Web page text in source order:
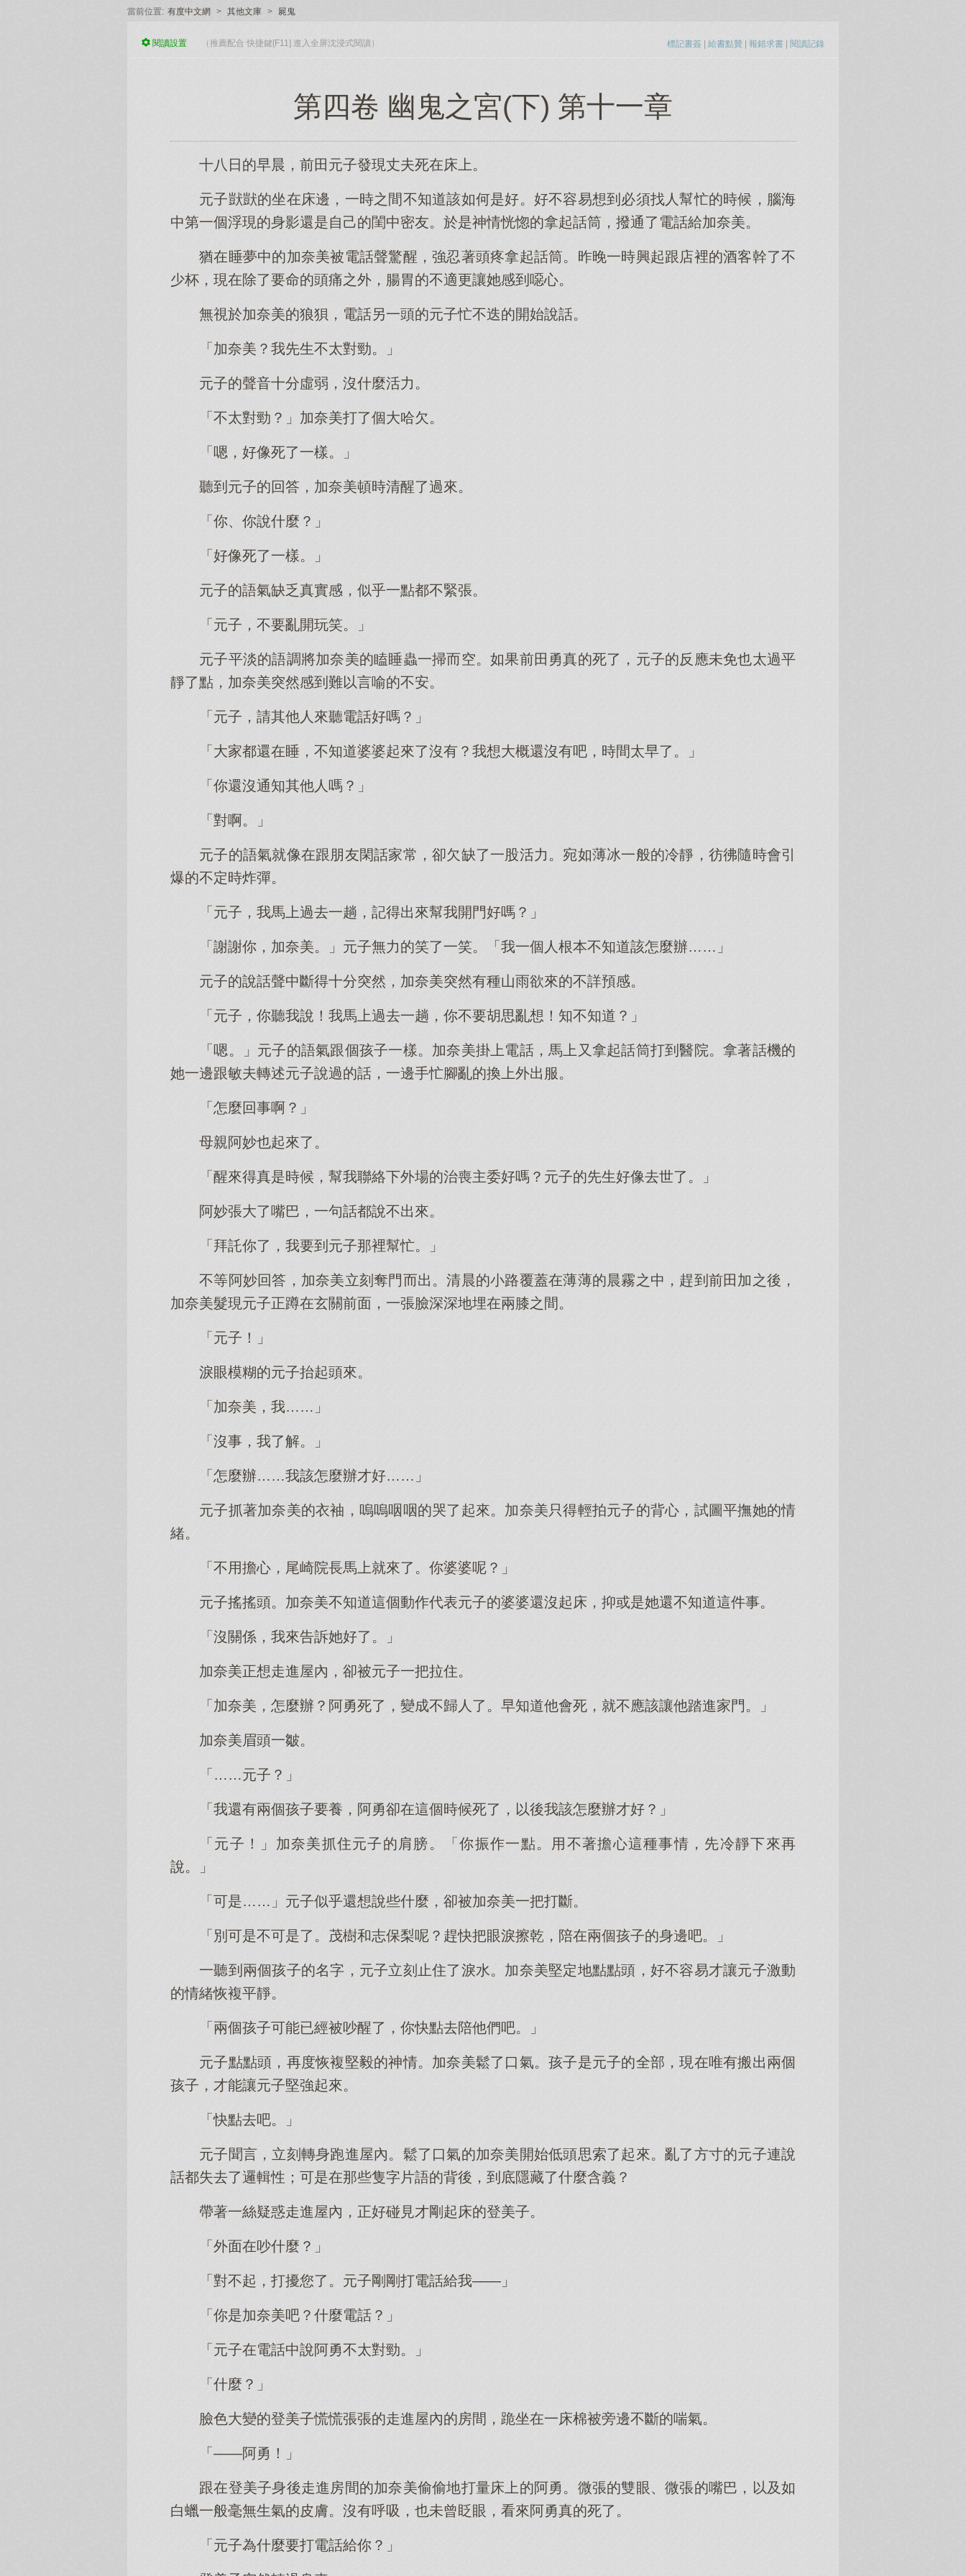
當前位置: 有度中文網 > 其他文庫 > 屍鬼
標記書簽 | 給書點贊 | 報錯求書 | 閱讀記錄
閱讀設置 （推薦配合 快捷鍵[F11] 進入全屏沈浸式閱讀）
第四卷 幽鬼之宮(下) 第十一章
十八日的早晨，前田元子發現丈夫死在床上。
元子獃獃的坐在床邊，一時之間不知道該如何是好。好不容易想到必須找人幫忙的時候，腦海
中第一個浮現的身影還是自己的閨中密友。於是神情恍惚的拿起話筒，撥通了電話給加奈美。
猶在睡夢中的加奈美被電話聲驚醒，強忍著頭疼拿起話筒。昨晚一時興起跟店裡的酒客幹了不
少杯，現在除了要命的頭痛之外，腸胃的不適更讓她感到噁心。
無視於加奈美的狼狽，電話另一頭的元子忙不迭的開始說話。
「加奈美？我先生不太對勁。」
元子的聲音十分虛弱，沒什麼活力。
「不太對勁？」加奈美打了個大哈欠。
「嗯，好像死了一樣。」
聽到元子的回答，加奈美頓時清醒了過來。
「你、你說什麼？」
「好像死了一樣。」
元子的語氣缺乏真實感，似乎一點都不緊張。
「元子，不要亂開玩笑。」
元子平淡的語調將加奈美的瞌睡蟲一掃而空。如果前田勇真的死了，元子的反應未免也太過平
靜了點，加奈美突然感到難以言喻的不安。
「元子，請其他人來聽電話好嗎？」
「大家都還在睡，不知道婆婆起來了沒有？我想大概還沒有吧，時間太早了。」
「你還沒通知其他人嗎？」
「對啊。」
元子的語氣就像在跟朋友閑話家常，卻欠缺了一股活力。宛如薄冰一般的冷靜，彷彿隨時會引
爆的不定時炸彈。
「元子，我馬上過去一趟，記得出來幫我開門好嗎？」
「謝謝你，加奈美。」元子無力的笑了一笑。「我一個人根本不知道該怎麼辦……」
元子的說話聲中斷得十分突然，加奈美突然有種山雨欲來的不詳預感。
「元子，你聽我說！我馬上過去一趟，你不要胡思亂想！知不知道？」
「嗯。」元子的語氣跟個孩子一樣。加奈美掛上電話，馬上又拿起話筒打到醫院。拿著話機的
她一邊跟敏夫轉述元子說過的話，一邊手忙腳亂的換上外出服。
「怎麼回事啊？」
母親阿妙也起來了。
「醒來得真是時候，幫我聯絡下外場的治喪主委好嗎？元子的先生好像去世了。」
阿妙張大了嘴巴，一句話都說不出來。
「拜託你了，我要到元子那裡幫忙。」
不等阿妙回答，加奈美立刻奪門而出。清晨的小路覆蓋在薄薄的晨霧之中，趕到前田加之後，
加奈美髮現元子正蹲在玄關前面，一張臉深深地埋在兩膝之間。
「元子！」
淚眼模糊的元子抬起頭來。
「加奈美，我……」
「沒事，我了解。」
「怎麼辦……我該怎麼辦才好……」
元子抓著加奈美的衣袖，嗚嗚咽咽的哭了起來。加奈美只得輕拍元子的背心，試圖平撫她的情
緒。
「不用擔心，尾崎院長馬上就來了。你婆婆呢？」
元子搖搖頭。加奈美不知道這個動作代表元子的婆婆還沒起床，抑或是她還不知道這件事。
「沒關係，我來告訴她好了。」
加奈美正想走進屋內，卻被元子一把拉住。
「加奈美，怎麼辦？阿勇死了，變成不歸人了。早知道他會死，就不應該讓他踏進家門。」
加奈美眉頭一皺。
「……元子？」
「我還有兩個孩子要養，阿勇卻在這個時候死了，以後我該怎麼辦才好？」
「元子！」加奈美抓住元子的肩膀。「你振作一點。用不著擔心這種事情，先冷靜下來再
說。」
「可是……」元子似乎還想說些什麼，卻被加奈美一把打斷。
「別可是不可是了。茂樹和志保梨呢？趕快把眼淚擦乾，陪在兩個孩子的身邊吧。」
一聽到兩個孩子的名字，元子立刻止住了淚水。加奈美堅定地點點頭，好不容易才讓元子激動
的情緒恢複平靜。
「兩個孩子可能已經被吵醒了，你快點去陪他們吧。」
元子點點頭，再度恢複堅毅的神情。加奈美鬆了口氣。孩子是元子的全部，現在唯有搬出兩個
孩子，才能讓元子堅強起來。
「快點去吧。」
元子聞言，立刻轉身跑進屋內。鬆了口氣的加奈美開始低頭思索了起來。亂了方寸的元子連說
話都失去了邏輯性；可是在那些隻字片語的背後，到底隱藏了什麼含義？
帶著一絲疑惑走進屋內，正好碰見才剛起床的登美子。
「外面在吵什麼？」
「對不起，打擾您了。元子剛剛打電話給我——」
「你是加奈美吧？什麼電話？」
「元子在電話中說阿勇不太對勁。」
「什麼？」
臉色大變的登美子慌慌張張的走進屋內的房間，跪坐在一床棉被旁邊不斷的喘氣。
「——阿勇！」
跟在登美子身後走進房間的加奈美偷偷地打量床上的阿勇。微張的雙眼、微張的嘴巴，以及如
白蠟一般毫無生氣的皮膚。沒有呼吸，也未曾眨眼，看來阿勇真的死了。
「元子為什麼要打電話給你？」